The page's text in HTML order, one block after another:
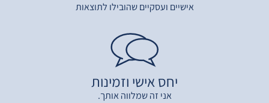
אישיים ועסקיים שהובילו לתוצאות
יחס אישי וזמינות
אני זה שמלווה אותך.